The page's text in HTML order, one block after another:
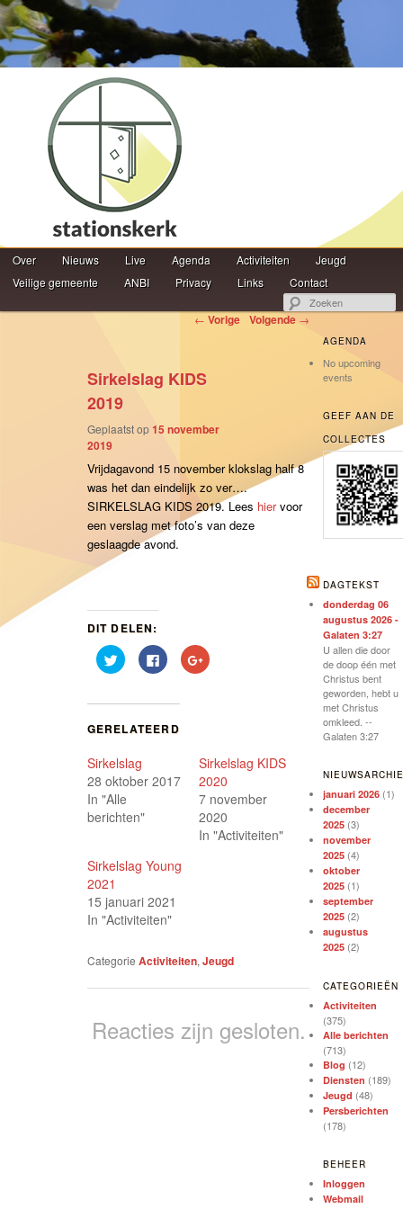
Hoofdmenu
Spring naar de primaire inhoud
Spring naar de secundaire inhoud
Over Nieuws Live Agenda Activiteiten
Jeugd
Veilige gemeente
ANBI Privacy Links Contact
Berichtnavigatie ← Vorige Volgende →
Sirkelslag KIDS
2019
Geplaatst op15 november
2019
Vrijdagavond 15 november klokslag half 8
was het dan eindelijk zo ver….
SIRKELSLAG KIDS 2019. Lees hiervoor
een verslag met foto’s van deze
geslaagde avond.
DIT DELEN:
Klik
om
in
venster
geopend)
Klik
om
in
geopend)
Klik
om
venster
geopend)
GERELATEERD
Sirkelslag
28 oktober 2017
In "Alle
berichten"
Sirkelslag KIDS
2020
7 november
2020
In "Activiteiten"
Sirkelslag Young
2021
15 januari 2021
In "Activiteiten"
Categorie Activiteiten, Jeugd
Reacties zijn gesloten.
AGENDA
No upcoming
events
GEEF AAN DE
COLLECTES
DAGTEKST
donderdag 06
augustus 2026 -
Galaten 3:27
U allen die door
de doop één met
Christus bent
geworden, hebt u
met Christus
omkleed. --
Galaten 3:27
januari 2026 (1)
december
2025 (3)
november
2025 (4)
oktober
2025 (1)
september
2025 (2)
augustus
2025 (2)
CATEGORIEËN
Activiteiten
(375)
Alle berichten
(713)
Blog (12)
Diensten (189)
Jeugd (48)
Persberichten
(178)
BEHEER
Inloggen
Webmail